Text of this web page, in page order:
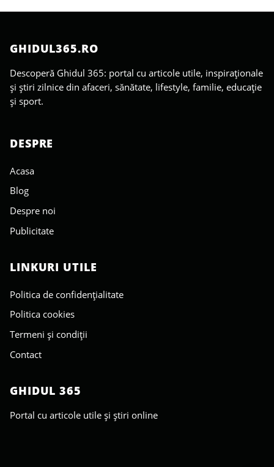
GHIDUL365.RO
Descoperă Ghidul 365: portal cu articole utile, inspiraționale
și știri zilnice din afaceri, sănătate, lifestyle, familie, educație
și sport.
DESPRE
Acasa
Blog
Despre noi
Publicitate
LINKURI UTILE
Politica de confidențialitate
Politica cookies
Termeni și condiții
Contact
GHIDUL 365
Portal cu articole utile și știri online